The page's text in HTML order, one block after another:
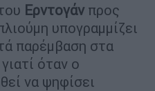
Ερντογάν προς
υπογραμμίζει
παρέμβαση στα
όταν ο
να ψηφίσει